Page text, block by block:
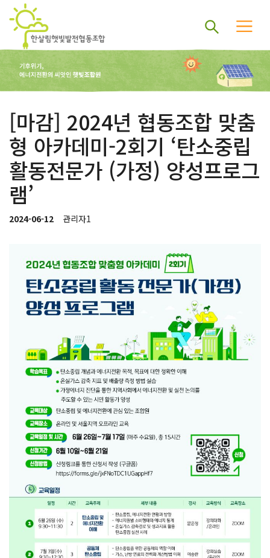
[마감] 2024년 협동조합 맞춤
형 아카데미-2회기 ‘탄소중립
활동전문가 (가정) 양성프로그
램’
2024-06-12 관리자1